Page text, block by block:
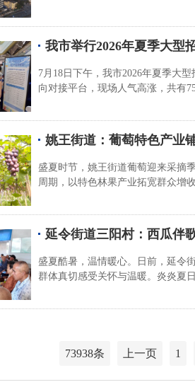
我市举行2026年夏季大型
7月18日下午，我市2026年夏季大
向对接平台，现场人气高涨，共有
姚王街道：葡萄特色产业
盛夏时节，姚王街道葡萄迎来采摘
周期，以特色林果产业拓宽群众增
延令街道三阳村：西瓜伴
盛夏酷暑，温情暖心。日前，延令
群体真切感受关怀与温暖。炎炎夏
73938条 上一页 1